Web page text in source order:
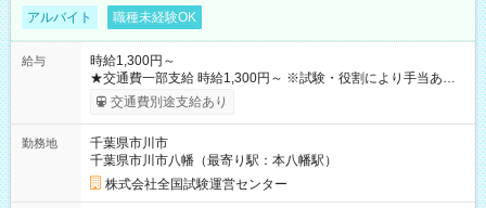
アルバイト 職種未経験OK
給与
時給1,300円～
★交通費一部支給 時給1,300円～ ※試験・役割により手当あり
※勤務回数により昇給あり 【即給（前払い）オプションあ
り！】 希望される場合、勤務から1週間ほどで給与の一部を受け
例】 ・河合塾模擬試験 8:30～17:30（休憩1時間） 時給1,300円
×8時間＝日収10,400円＋交通費 ※当日の役割により時給＋100
円の場合あり ・国家試験 7:00～13:30（休憩なし） 時給1,300
円（役割手当＋100円）×6時間＝日収8,400円＋交通費 【試用期
交通費別途支給あり
勤務地
千葉県市川市
千葉県市川市八幡（最寄り駅：本八幡駅）
株式会社全国試験運営センター